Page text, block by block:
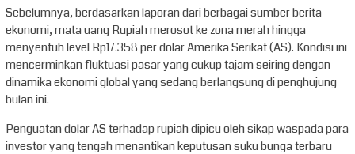
Sebelumnya, berdasarkan laporan dari berbagai sumber berita
ekonomi, mata uang Rupiah merosot ke zona merah hingga
menyentuh level Rp17.358 per dolar Amerika Serikat (AS). Kondisi ini
mencerminkan fluktuasi pasar yang cukup tajam seiring dengan
dinamika ekonomi global yang sedang berlangsung di penghujung
bulan ini.
Penguatan dolar AS terhadap rupiah dipicu oleh sikap waspada para
investor yang tengah menantikan keputusan suku bunga terbaru